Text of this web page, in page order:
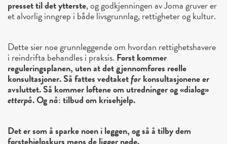
presset til det ytterste, og godkjenningen av Joma gruver er
et alvorlig inngrep i både livsgrunnlag, rettigheter og kultur.
Dette sier noe grunnleggende om hvordan rettighetshavere
i reindrifta behandles i praksis. Først kommer
reguleringsplanen, uten at det gjennomføres reelle
konsultasjoner. Så fattes vedtaketførkonsultasjonene er
avsluttet. Så kommer løftene om utredninger og «dialog»
etterpå. Ognå: tilbud om krisehjelp.
Det er som å sparke noen i leggen, og så å tilby dem